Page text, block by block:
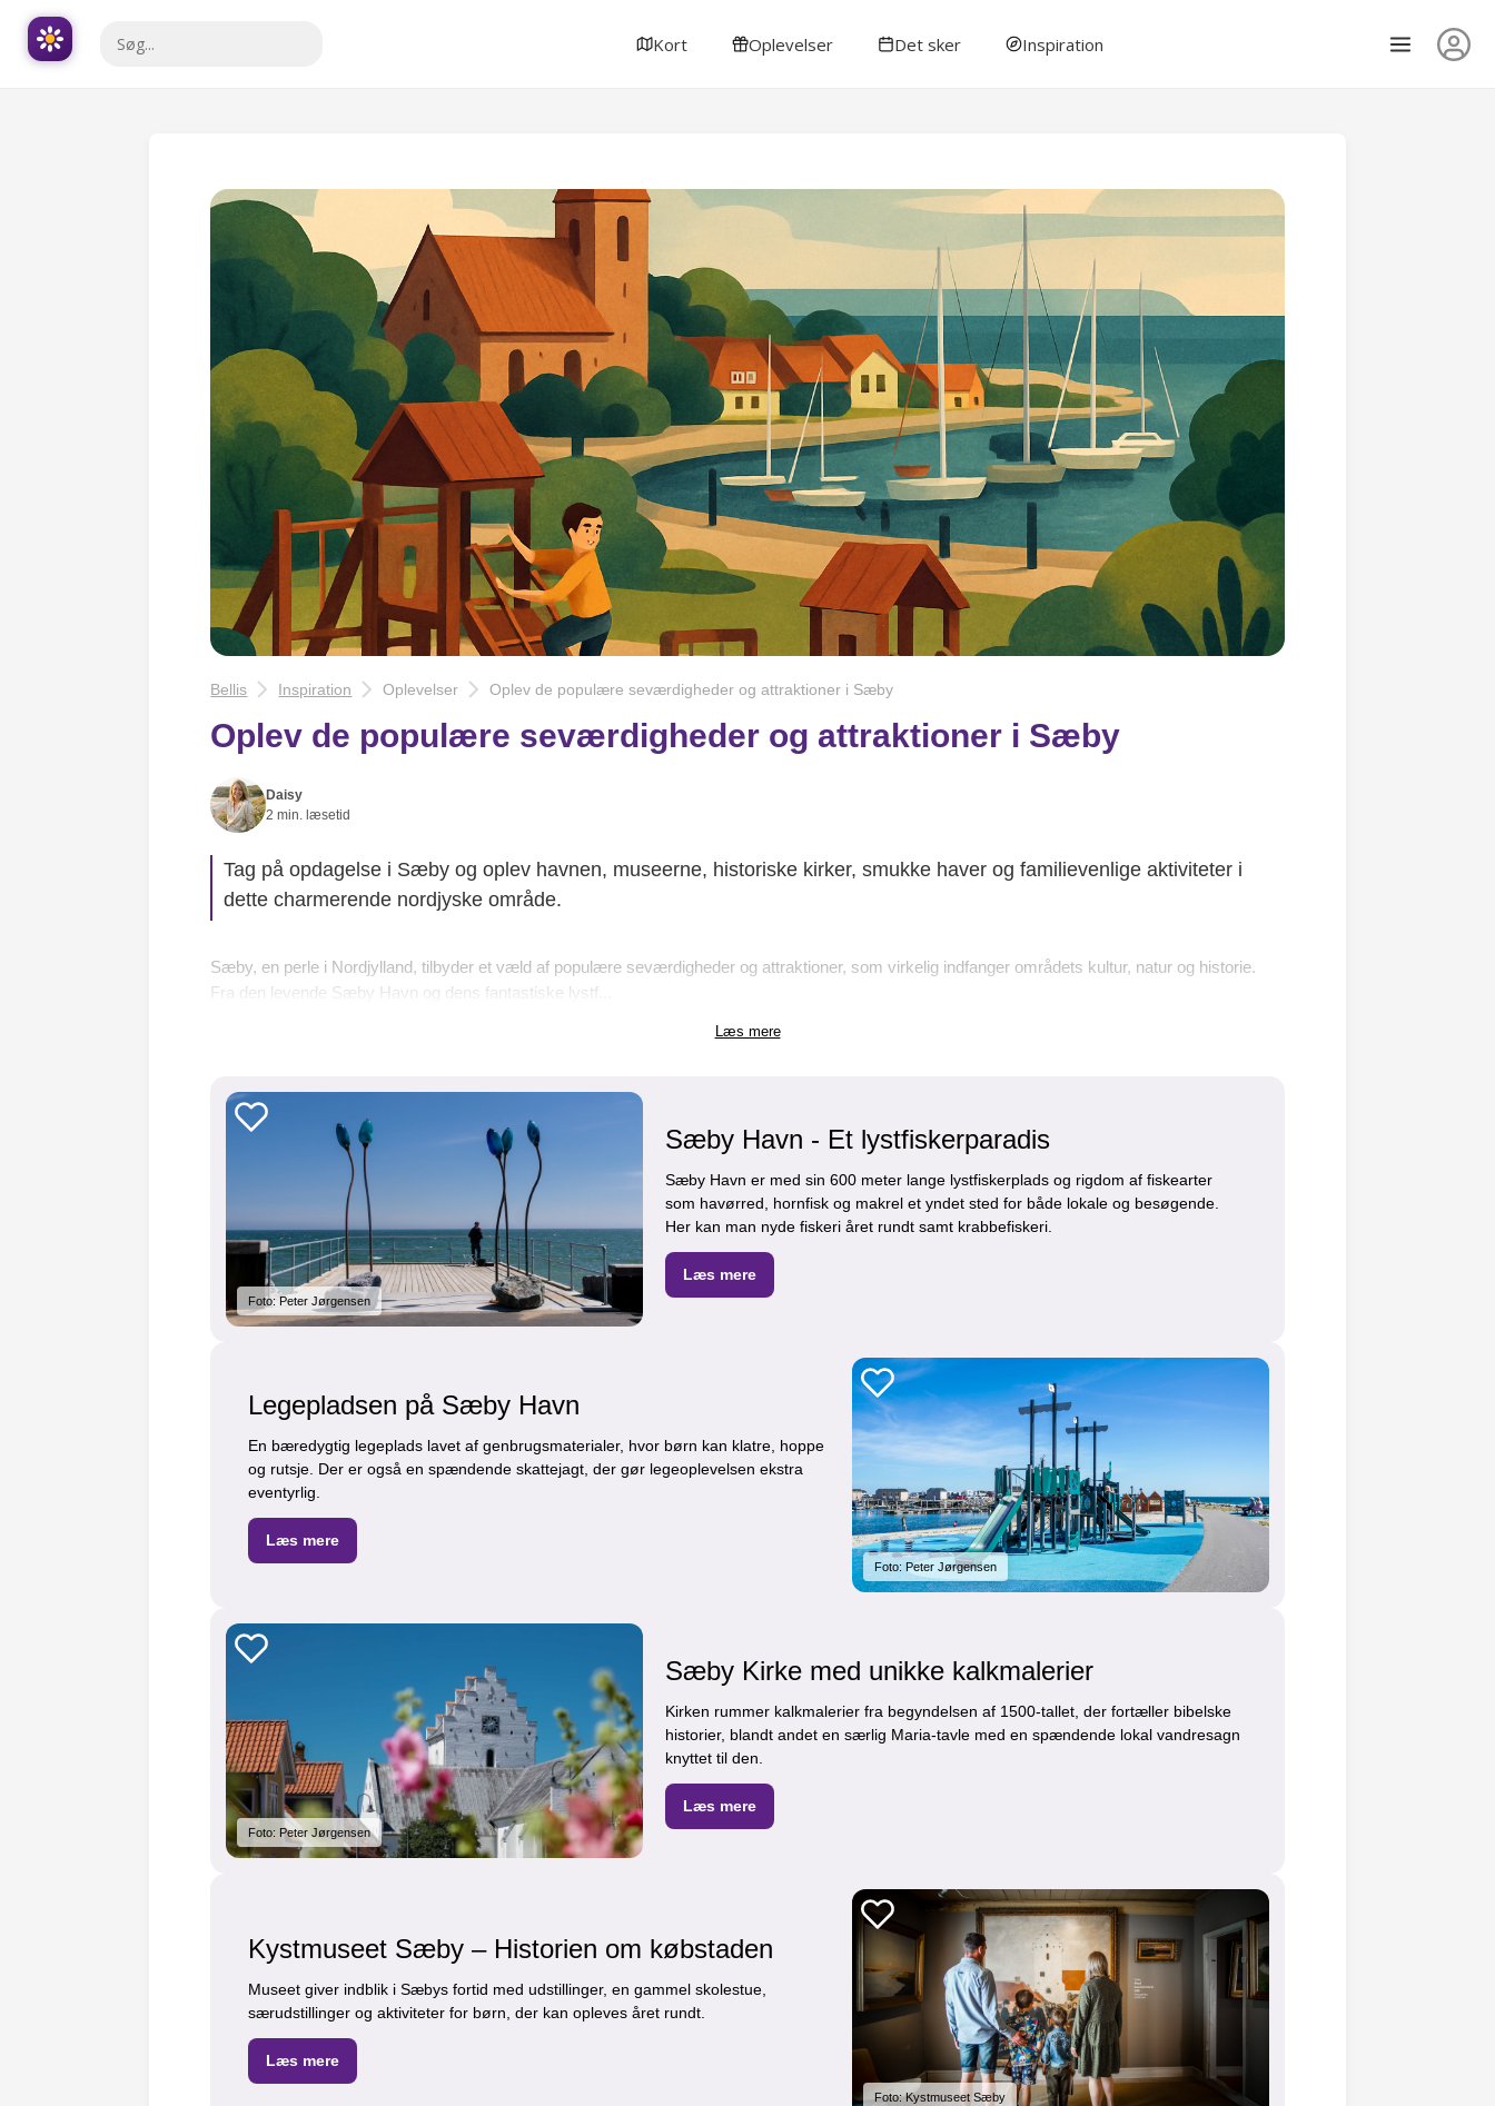
Kort Oplevelser Det sker Inspiration
Bellis Inspiration Oplevelser Oplev de populære seværdigheder og attraktioner i Sæby
Oplev de populære seværdigheder og attraktioner i Sæby
Daisy
2 min. læsetid
Tag på opdagelse i Sæby og oplev havnen, museerne, historiske kirker, smukke haver og familievenlige aktiviteter i
dette charmerende nordjyske område.
Sæby, en perle i Nordjylland, tilbyder et væld af populære seværdigheder og attraktioner, som virkelig indfanger områdets kultur, natur og historie.
Fra den levende Sæby Havn og dens fantastiske lystf...
Læs mere
Foto: Peter Jørgensen
Sæby Havn - Et lystfiskerparadis
Sæby Havn er med sin 600 meter lange lystfiskerplads og rigdom af fiskearter
som havørred, hornfisk og makrel et yndet sted for både lokale og besøgende.
Her kan man nyde fiskeri året rundt samt krabbefiskeri.
Læs mere
Foto: Peter Jørgensen
Legepladsen på Sæby Havn
En bæredygtig legeplads lavet af genbrugsmaterialer, hvor børn kan klatre, hoppe
og rutsje. Der er også en spændende skattejagt, der gør legeoplevelsen ekstra
eventyrlig.
Læs mere
Foto: Peter Jørgensen
Sæby Kirke med unikke kalkmalerier
Kirken rummer kalkmalerier fra begyndelsen af 1500-tallet, der fortæller bibelske
historier, blandt andet en særlig Maria-tavle med en spændende lokal vandresagn
knyttet til den.
Læs mere
Foto: Kystmuseet Sæby
Kystmuseet Sæby – Historien om købstaden
Museet giver indblik i Sæbys fortid med udstillinger, en gammel skolestue,
særudstillinger og aktiviteter for børn, der kan opleves året rundt.
Læs mere